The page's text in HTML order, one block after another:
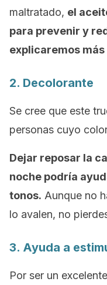
maltratado, el
para prevenir y
explicaremos
2. Decolorante
Se cree que este
personas cuyo
Dejar reposar la
noche podría
tonos. Aunque no
lo avalen, no
3. Ayuda a
Por ser un